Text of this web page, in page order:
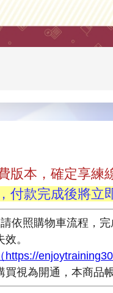
版本，確定享練
付款完成後將立
請依照購物車流程，
。
（https://
視為開通，本商品